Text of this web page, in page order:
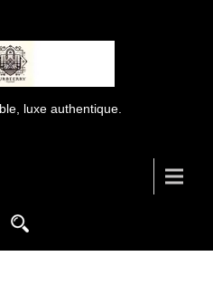
luxe authentique.